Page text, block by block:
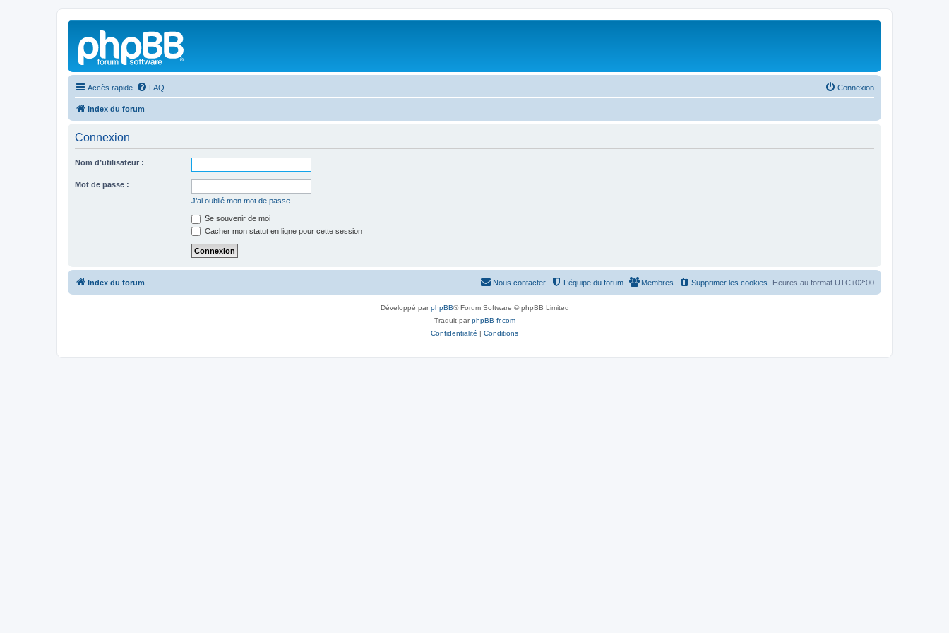
Accès rapide FAQ Connexion
Index du forum
Connexion
Nom d’utilisateur :
Mot de passe :
J’ai oublié mon mot de passe
Se souvenir de moi
Cacher mon statut en ligne pour cette session
Index du forum Heures au format UTC+02:00
Supprimer les cookies
Membres
L’équipe du forum
Nous contacter
Développé parphpBB® Forum Software © phpBB Limited
Traduit parphpBB-fr.com
Confidentialité | Conditions